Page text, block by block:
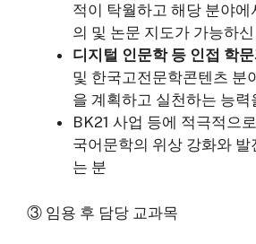
적이 탁월하고 해당 분야에
의 및 논문 지도가 가능하
디지털 인문학 등 인접 학
및 한국고전문학콘텐츠 분
을 계획하고 실천하는 능력
BK21 사업 등에 적극적으
국어문학의 위상 강화와 발
는 분
③ 임용 후 담당 교과목